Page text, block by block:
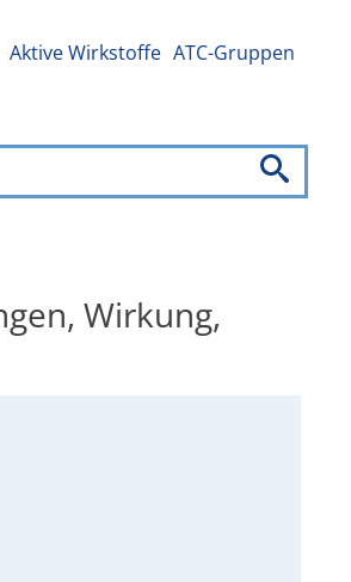
Aktive Wirkstoffe ATC-Gruppen
Wirkung,